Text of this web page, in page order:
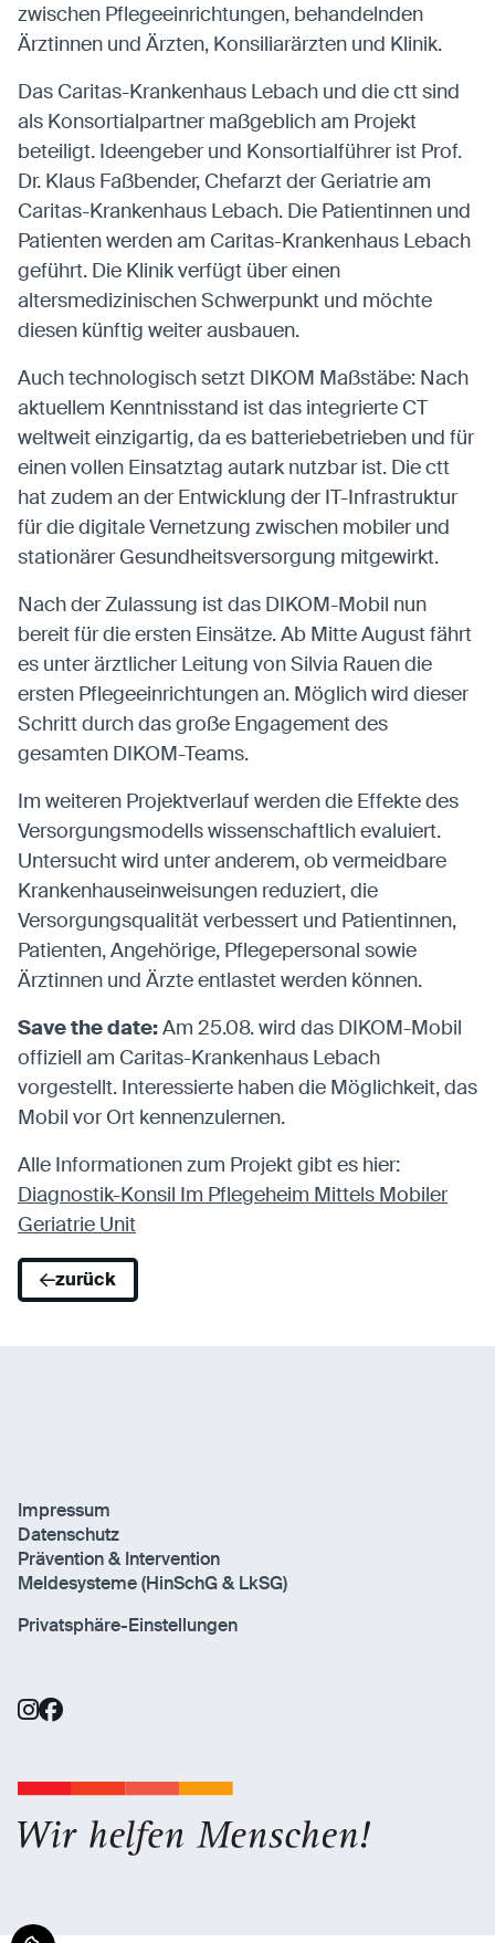
zwischen Pflegeeinrichtungen, behandelnden
Ärztinnen und Ärzten, Konsiliarärzten und Klinik.
Das Caritas-Krankenhaus Lebach und die ctt sind
als Konsortialpartner maßgeblich am Projekt
beteiligt. Ideengeber und Konsortialführer ist Prof.
Dr. Klaus Faßbender, Chefarzt der Geriatrie am
Caritas-Krankenhaus Lebach. Die Patientinnen und
Patienten werden am Caritas-Krankenhaus Lebach
geführt. Die Klinik verfügt über einen
altersmedizinischen Schwerpunkt und möchte
diesen künftig weiter ausbauen.
Auch technologisch setzt DIKOM Maßstäbe: Nach
aktuellem Kenntnisstand ist das integrierte CT
weltweit einzigartig, da es batteriebetrieben und für
einen vollen Einsatztag autark nutzbar ist. Die ctt
hat zudem an der Entwicklung der IT-Infrastruktur
für die digitale Vernetzung zwischen mobiler und
stationärer Gesundheitsversorgung mitgewirkt.
Nach der Zulassung ist das DIKOM-Mobil nun
bereit für die ersten Einsätze. Ab Mitte August fährt
es unter ärztlicher Leitung von Silvia Rauen die
ersten Pflegeeinrichtungen an. Möglich wird dieser
Schritt durch das große Engagement des
gesamten DIKOM-Teams.
Im weiteren Projektverlauf werden die Effekte des
Versorgungsmodells wissenschaftlich evaluiert.
Untersucht wird unter anderem, ob vermeidbare
Krankenhauseinweisungen reduziert, die
Versorgungsqualität verbessert und Patientinnen,
Patienten, Angehörige, Pflegepersonal sowie
Ärztinnen und Ärzte entlastet werden können.
Save the date:Am 25.08. wird das DIKOM-Mobil
offiziell am Caritas-Krankenhaus Lebach
vorgestellt. Interessierte haben die Möglichkeit, das
Mobil vor Ort kennenzulernen.
Alle Informationen zum Projekt gibt es hier:
Diagnostik-Konsil Im Pflegeheim Mittels Mobiler
Geriatrie Unit
zurück
Impressum
Datenschutz
Prävention & Intervention
Meldesysteme (HinSchG & LkSG)
Privatsphäre-Einstellungen